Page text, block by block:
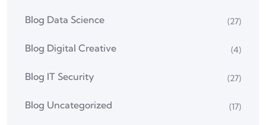
Blog Cloud Computing (10)
Blog Data Science (27)